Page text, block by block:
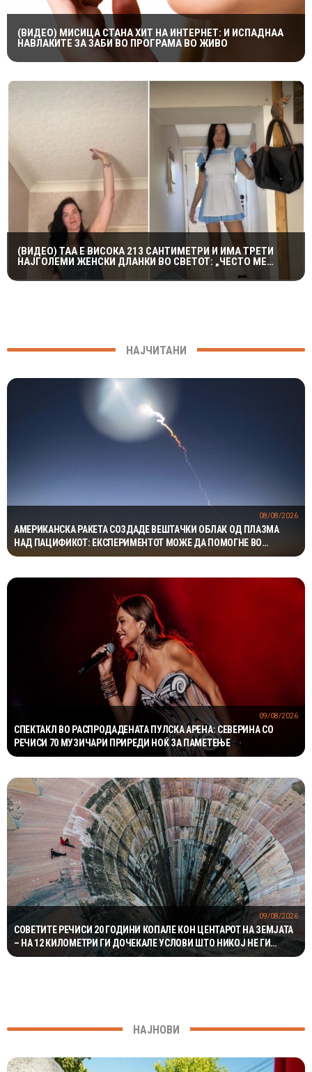
(ВИДЕО) МИСИЦА СТАНА ХИТ НА ИНТЕРНЕТ: И ИСПАДНАА
НАВЛАКИТЕ ЗА ЗАБИ ВО ПРОГРАМА ВО ЖИВО
(ВИДЕО) ТАА Е ВИСОКА 213 САНТИМЕТРИ И ИМА ТРЕТИ
НАЈГОЛЕМИ ЖЕНСКИ ДЛАНКИ ВО СВЕТОТ: „ЧЕСТО МЕ
ПОНИЖУВААТ“
НАЈЧИТАНИ
АМЕРИКАНСКА РАКЕТА СОЗДАДЕ ВЕШТАЧКИ ОБЛАК ОД ПЛАЗМА
НАД ПАЦИФИКОТ: ЕКСПЕРИМЕНТОТ МОЖЕ ДА ПОМОГНЕ ВО
ЗАШТИТАТА НА САТЕЛИТИТЕ
08/08/2026
СПЕКТАКЛ ВО РАСПРОДАДЕНАТА ПУЛСКА АРЕНА: СЕВЕРИНА СО
РЕЧИСИ 70 МУЗИЧАРИ ПРИРЕДИ НОЌ ЗА ПАМЕТЕЊЕ
09/08/2026
СОВЕТИТЕ РЕЧИСИ 20 ГОДИНИ КОПАЛЕ КОН ЦЕНТАРОТ НА ЗЕМЈАТА
– НА 12 КИЛОМЕТРИ ГИ ДОЧЕКАЛЕ УСЛОВИ ШТО НИКОЈ НЕ ГИ
ОЧЕКУВАЛ
09/08/2026
НАЈНОВИ